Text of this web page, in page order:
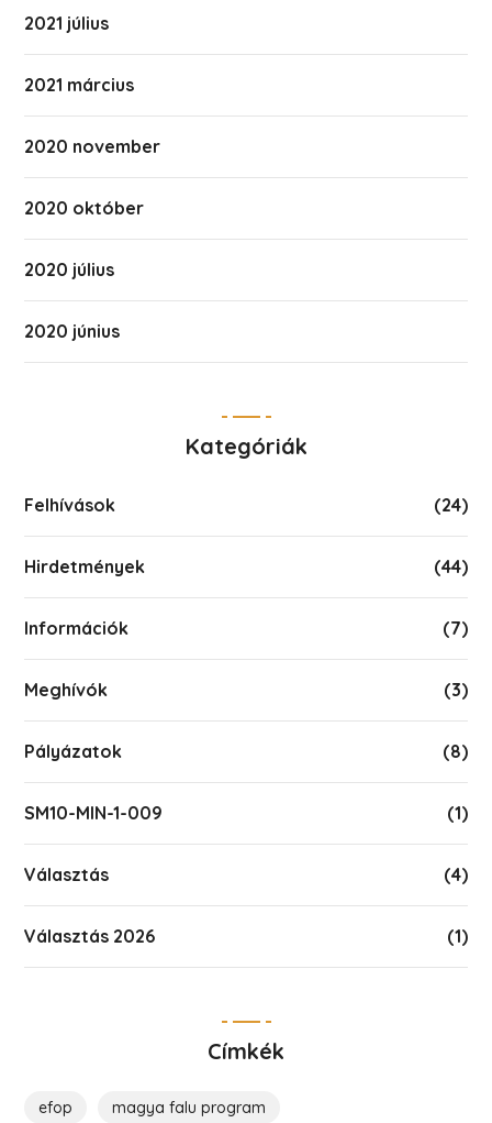
2021 július
2021 március
2020 november
2020 október
2020 július
2020 június
Kategóriák
Felhívások (24)
Hirdetmények (44)
Információk (7)
Meghívók (3)
Pályázatok (8)
SM10-MIN-1-009 (1)
Választás (4)
Választás 2026 (1)
Címkék
efop magya falu program